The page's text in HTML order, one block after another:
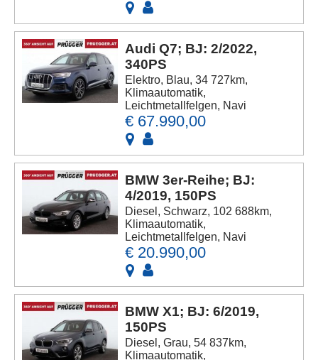
Audi Q7; BJ: 2/2022,
340PS
Elektro, Blau, 34 727km,
Klimaautomatik,
Leichtmetallfelgen, Navi
€ 67.990,00
BMW 3er-Reihe; BJ:
4/2019, 150PS
Diesel, Schwarz, 102 688km,
Klimaautomatik,
Leichtmetallfelgen, Navi
€ 20.990,00
BMW X1; BJ: 6/2019,
150PS
Diesel, Grau, 54 837km,
Klimaautomatik,